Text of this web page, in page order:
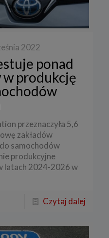
2022
ponad
w produkcję
przeznaczyła 5,6
zakładów
samochodów
produkcyjne
latach 2024-2026 w
Czytaj dalej